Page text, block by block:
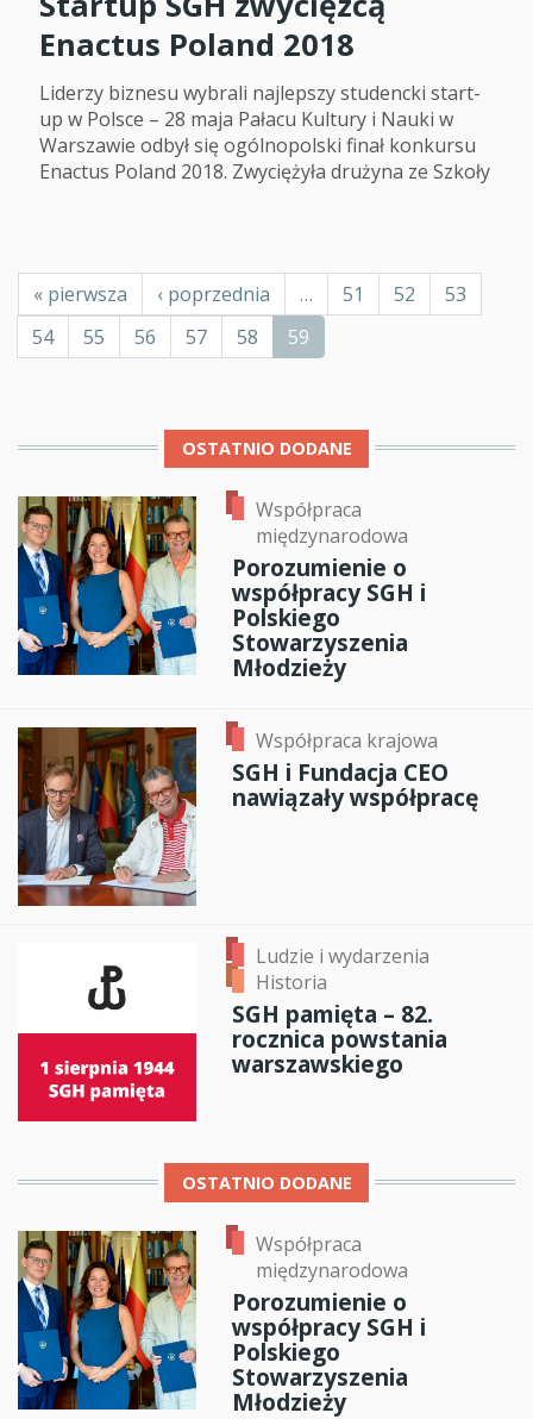
Enactus Poland 2018
Liderzy biznesu wybrali najlepszy studencki start-
up w Polsce – 28 maja Pałacu Kultury i Nauki w
Warszawie odbył się ogólnopolski finał konkursu
Enactus Poland 2018. Zwyciężyła drużyna ze Szkoły
Stronicowanie
Pierwsza
strona
« pierwsza
Poprzednia
strona
‹ poprzednia … Page
51 Page
52 Page
53
Page
54 Page
55 Page
56 Page
57 Page
58
Bieżąca
strona
59
OSTATNIO DODANE
Współpraca
międzynarodowa
Porozumienie o
współpracy SGH i
Polskiego
Stowarzyszenia
Młodzieży
Współpraca krajowa
SGH i Fundacja CEO
nawiązały współpracę
Ludzie i wydarzenia
Historia
SGH pamięta – 82.
rocznica powstania
warszawskiego
OSTATNIO DODANE
Współpraca
międzynarodowa
Porozumienie o
współpracy SGH i
Polskiego
Stowarzyszenia
Młodzieży